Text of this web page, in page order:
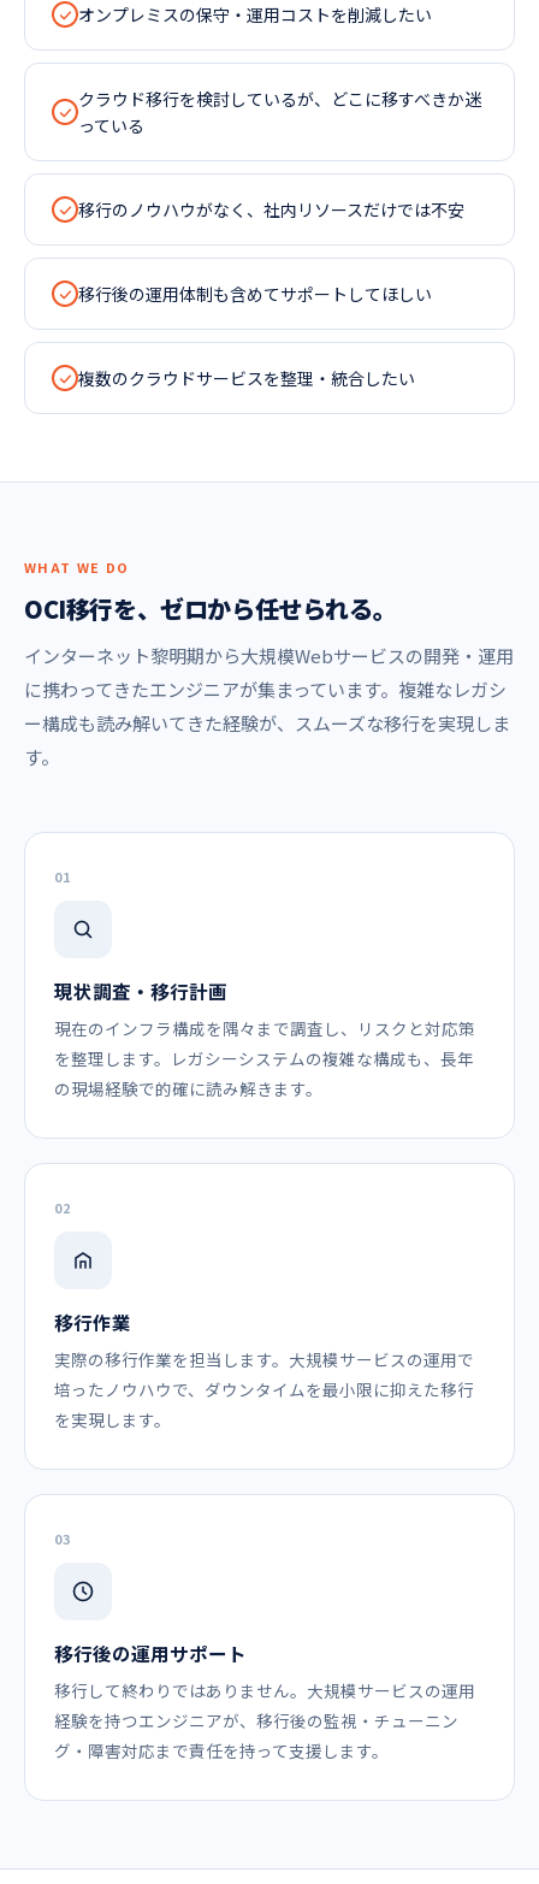
オンプレミスの保守・運用コストを削減したい
クラウド移行を検討しているが、どこに移すべきか迷
っている
移行のノウハウがなく、社内リソースだけでは不安
移行後の運用体制も含めてサポートしてほしい
複数のクラウドサービスを整理・統合したい
WHAT WE DO
OCI移行を、ゼロから任せられる。
インターネット黎明期から大規模Webサービスの開発・運用
に携わってきたエンジニアが集まっています。複雑なレガシ
ー構成も読み解いてきた経験が、スムーズな移行を実現しま
す。
01
現状調査・移行計画
現在のインフラ構成を隅々まで調査し、リスクと対応策
を整理します。レガシーシステムの複雑な構成も、長年
の現場経験で的確に読み解きます。
02
移行作業
実際の移行作業を担当します。大規模サービスの運用で
培ったノウハウで、ダウンタイムを最小限に抑えた移行
を実現します。
03
移行後の運用サポート
移行して終わりではありません。大規模サービスの運用
経験を持つエンジニアが、移行後の監視・チューニン
グ・障害対応まで責任を持って支援します。